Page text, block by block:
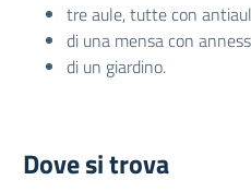
tre aule, tutte con
di una mensa con
di un giardino.
Dove si trova